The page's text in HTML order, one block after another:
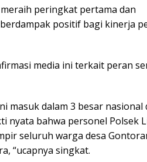
peringkat pertama dan
positif bagi kinerja
media ini terkait peran
masuk dalam 3 besar nasional
nyata bahwa personel Polsek
seluruh warga desa
“ucapnya singkat.